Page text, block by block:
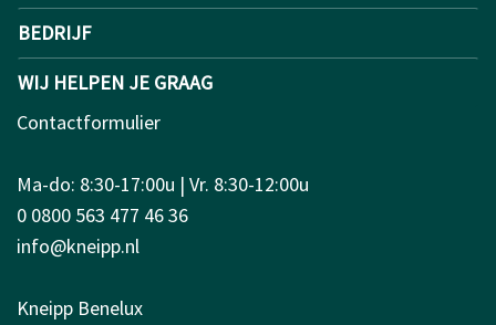
BEDRIJF
WIJ HELPEN JE GRAAG
Contactformulier
Ma-do: 8:30-17:00u | Vr. 8:30-12:00u
0 0800 563 477 46 36
info@kneipp.nl
Kneipp Benelux